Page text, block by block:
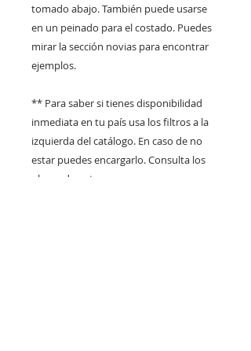
tomado abajo. También puede usarse
en un peinado para el costado. Puedes
mirar la sección novias para encontrar
ejemplos.
** Para saber si tienes disponibilidad
inmediata en tu país usa los filtros a la
izquierda del catálogo. En caso de no
estar puedes encargarlo. Consulta los
plazos de entrega en